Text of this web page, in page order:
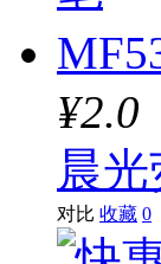
¥2.0
晨
对比 收藏 0